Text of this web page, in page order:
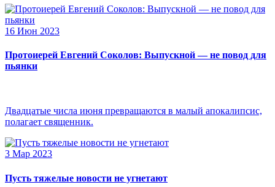
16 Июн 2023
Протоиерей Евгений Соколов: Выпускной — не повод для
пьянки
Двадцатые числа июня превращаются в малый апокалипсис,
полагает священник.
3 Мар 2023
Пусть тяжелые новости не угнетают